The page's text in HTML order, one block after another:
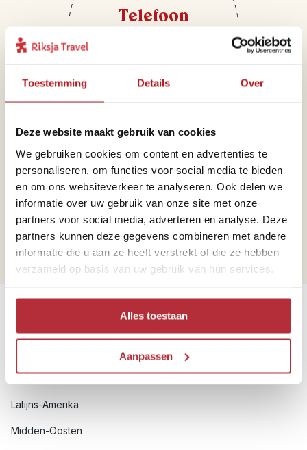
Toestemming Details Over
Deze website maakt gebruik van cookies
We gebruiken cookies om content en advertenties te
personaliseren, om functies voor social media te bieden
en om ons websiteverkeer te analyseren. Ook delen we
informatie over uw gebruik van onze site met onze
partners voor social media, adverteren en analyse. Deze
partners kunnen deze gegevens combineren met andere
informatie die u aan ze heeft verstrekt of die ze hebben
verzameld op basis van uw gebruik van hun services.
Alles toestaan
Aanpassen
Telefoon
Mail
portugal@riksjatravel.nl
Latijns-Amerika
Midden-Oosten